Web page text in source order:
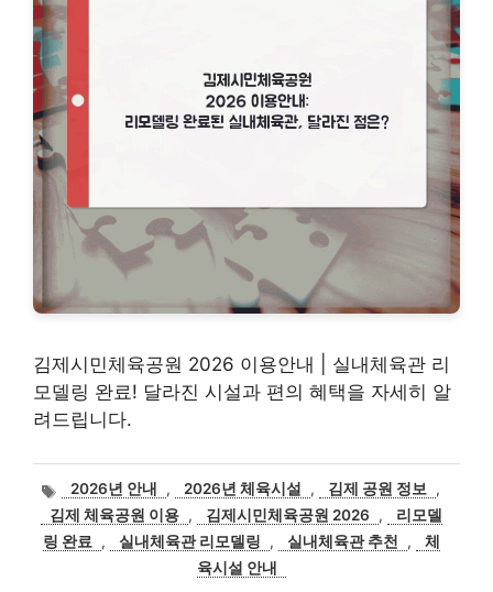
김제시민체육공원 2026 이용안내 | 실내체육관 리
모델링 완료! 달라진 시설과 편의 혜택을 자세히 알
려드립니다.
태
그
2026년 안내 , 2026년 체육시설 , 김제 공원 정보
,
김제 체육공원 이용 , 김제시민체육공원 2026 ,
리모델
링 완료
, 실내체육관 리모델링 , 실내체육관 추천 ,
체
육시설 안내